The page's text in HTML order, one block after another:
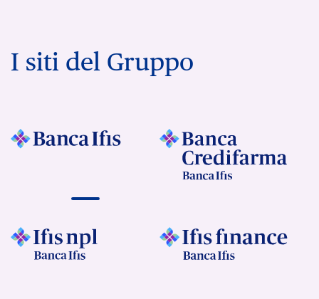
I siti del Gruppo